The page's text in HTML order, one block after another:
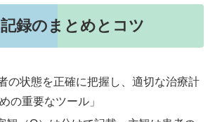
録のまとめとコツ
の状態を正確に把握し、適切な治療計
の重要なツール」